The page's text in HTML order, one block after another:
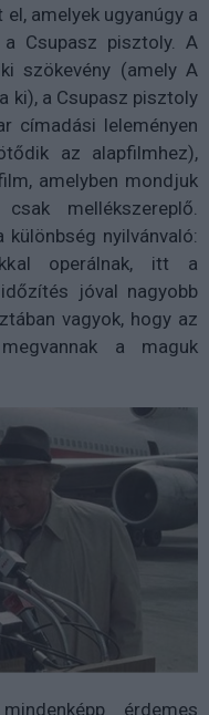
amelyek ugyanúgy a
Csupasz pisztoly. A
szökevény (amely A
ki), a Csupasz pisztoly
címadási leleményen
az alapfilmhez),
amelyben mondjuk
mellékszereplő.
nyilvánvaló:
operálnak, itt a
jóval nagyobb
vagyok, hogy az
a maguk
érdemes